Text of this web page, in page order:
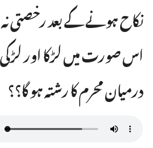
نکاح ہونے کے بعد رخصتی نہ
اس صورت میں لڑکا اور
درمیان مِحرم کا رشتہ ہو گا؟؟